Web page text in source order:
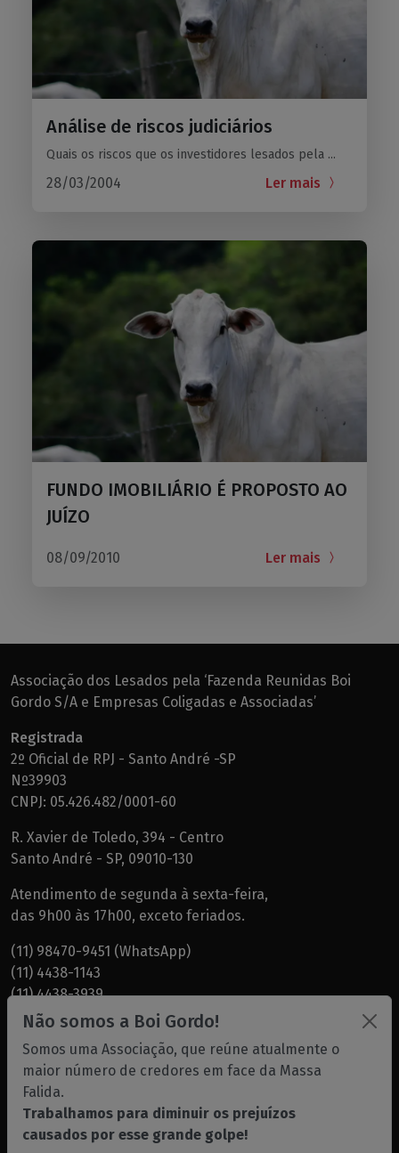
Análise de riscos judiciários
Quais os riscos que os investidores lesados pela ...
28/03/2004 Ler mais
FUNDO IMOBILIÁRIO É PROPOSTO AO
JUÍZO
08/09/2010 Ler mais
Associação dos Lesados pela ‘Fazenda Reunidas Boi
Gordo S/A e Empresas Coligadas e Associadas’
Registrada
2º Oficial de RPJ - Santo André -SP
Nº39903
CNPJ: 05.426.482/0001-60
R. Xavier de Toledo, 394 - Centro
Santo André - SP, 09010-130
Atendimento de segunda à sexta-feira,
das 9h00 às 17h00, exceto feriados.
(11) 98470-9451 (WhatsApp)
(11) 4438-1143
(11) 4438-3939
(11) 4438-7819
Dr. Garcia -albg@albg.com.br
Dra. Natalia Pedroni -
Dra. Patricia Rodrigues -drapatricia@albg.com.br
Gabriela -gabriela@albg.com.br
Não somos a Boi Gordo!
Somos uma Associação, que reúne atualmente o
maior número de credores em face da Massa
Falida.
Trabalhamos para diminuir os prejuízos
causados por esse grande golpe!